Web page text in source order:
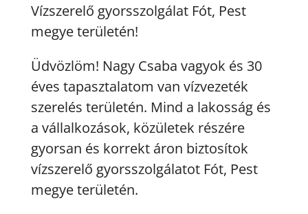
Vízszerelő gyorsszolgálat Fót, Pest
megye területén!
Üdvözlöm! Nagy Csaba vagyok és 30
éves tapasztalatom van vízvezeték
szerelés területén. Mind a lakosság és
a vállalkozások, közületek részére
gyorsan és korrekt áron biztosítok
vízszerelő gyorsszolgálatot Fót, Pest
megye területén.